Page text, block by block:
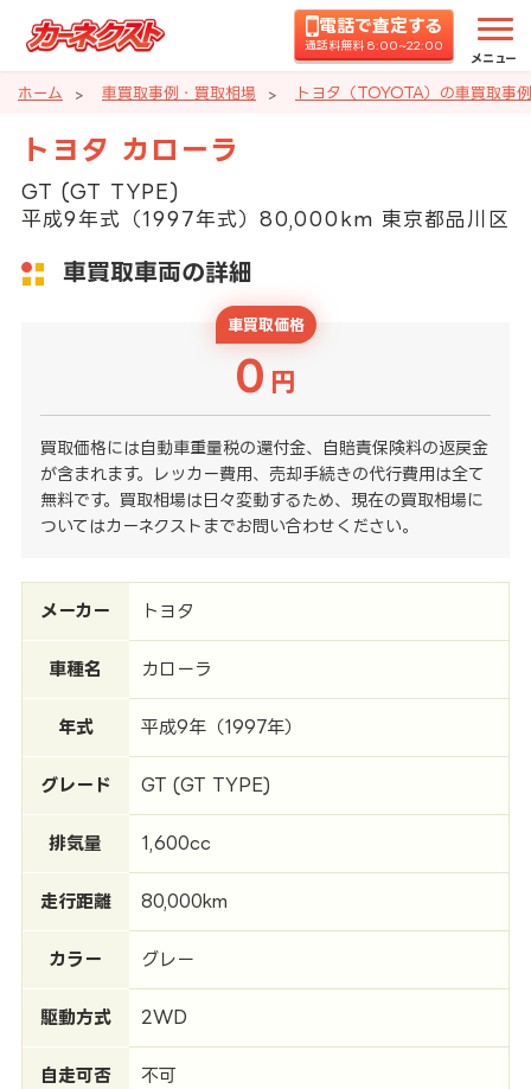
電話で査定する
通話料無料 8:00~22:00
メニュー
ホーム 車買取事例・買取相場 トヨタ（TOYOTA）の車買取事
トヨタ カローラ
GT (GT TYPE)
平成9年式（1997年式）80,000km 東京都品川区
車買取車両の詳細
車買取価格
0 円
買取価格には自動車重量税の還付金、自賠責保険料の返戻金
が含まれます。レッカー費用、売却手続きの代行費用は全て
無料です。買取相場は日々変動するため、現在の買取相場に
ついてはカーネクストまでお問い合わせください。
メーカー トヨタ
車種名 カローラ
年式 平成9年（1997年）
グレード GT (GT TYPE)
排気量 1,600cc
走行距離 80,000km
カラー グレー
駆動方式 2WD
自走可否 不可